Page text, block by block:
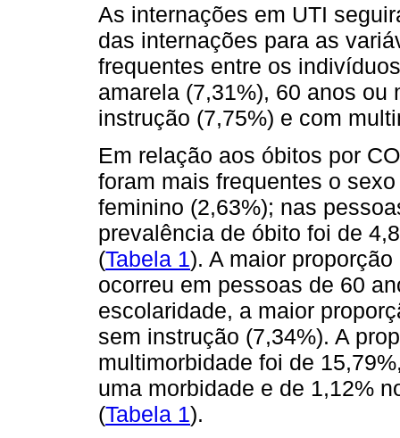
As internações em UTI
das internações para as
frequentes entre os
amarela (7,31%), 60 anos ou
instrução (7,75%) e com
Em relação aos óbitos por
foram mais frequentes o
feminino (2,63%); nas
prevalência de óbito foi de
(Tabela 1). A maior
ocorreu em pessoas de 60
escolaridade, a maior
sem instrução (7,34%). A
multimorbidade foi de
uma morbidade e de 1,12%
(Tabela 1).